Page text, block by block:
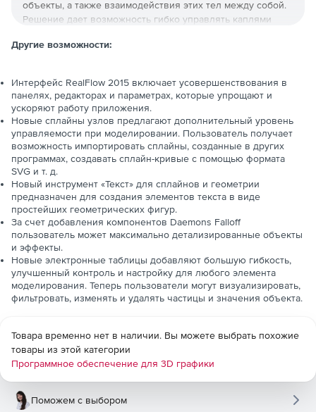
объекты, а также взаимодействия этих тел между собой.
Решение дает возможность гибко управлять каплями
зависит размер волн, отправлять объект плыть вниз по
RealFlow 2015 предлагает функции DYVERSO,
Spreadsheets, Crown Daemon, ноды сплайнов, а также
мешинг OpenVDB и улучшения Hybrido.
Добавленная функция DYVERSO вносит в моделирование
жидкостей новый уровень качества. За счет мощных
движков DY-SPH и DY-PBD и ускорения GPU
моделирование ускоряется во много раз, при этом
пользователь может строить ровные многослойные
сетки, что делает симуляцию еще более реалистичной.
Улучшения в рендеринге включают:
Быстрый импорт сцен и рендеринг жидкостей.
Точную настройку реалистичных материалов
непосредственно в RealFlow.
анимацией.
Использование движка Maxwell Render.
Другие возможности:
Интерфейс RealFlow 2015 включает усовершенствования в
панелях, редакторах и параметрах, которые упрощают и
ускоряют работу приложения.
Новые сплайны узлов предлагают дополнительный уровень
управляемости при моделировании. Пользователь получает
возможность импортировать сплайны, созданные в других
программах, создавать сплайн-кривые с помощью формата
SVG и т. д.
Новый инструмент «Текст» для сплайнов и геометрии
предназначен для создания элементов текста в виде
простейших геометрических фигур.
За счет добавления компонентов Daemons Falloff
пользователь может максимально детализированные объекты
и эффекты.
Новые электронные таблицы добавляют большую гибкость,
улучшенный контроль и настройку для любого элемента
моделирования. Теперь пользователи могут визуализировать,
фильтровать, изменять и удалять частицы и значения объекта.
Товара временно нет в наличии. Вы можете выбрать похожие
товары из этой категории
Программное обеспечение для 3D графики
Поможем с выбором